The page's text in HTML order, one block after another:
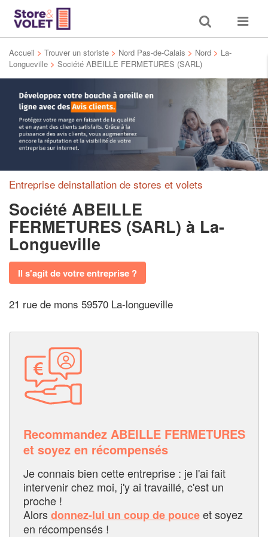
Toggle
search
Toggle
Accueil > Trouver un storiste > Nord Pas-de-Calais > Nord > La-
Longueville > Société ABEILLE FERMETURES (SARL)
Entreprise deinstallation de stores et volets
Société ABEILLE
FERMETURES (SARL) à La-
Longueville
Il s'agit de votre entreprise ?
21 rue de mons 59570 La-longueville
Recommandez ABEILLE FERMETURES
et soyez en récompensés
Je connais bien cette entreprise : je l'ai fait
intervenir chez moi, j'y ai travaillé, c'est un
proche !
Alorsdonnez-lui un coup de pouceet soyez
en récompensés !